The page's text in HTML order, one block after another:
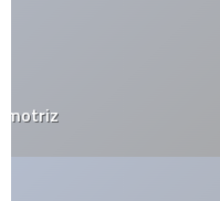
Déjame Googlearlo por